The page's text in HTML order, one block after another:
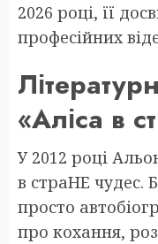
2026 році, її
професійних
«Аліса в
У 2012 році
в страНЕ чудес.
просто
про кохання,